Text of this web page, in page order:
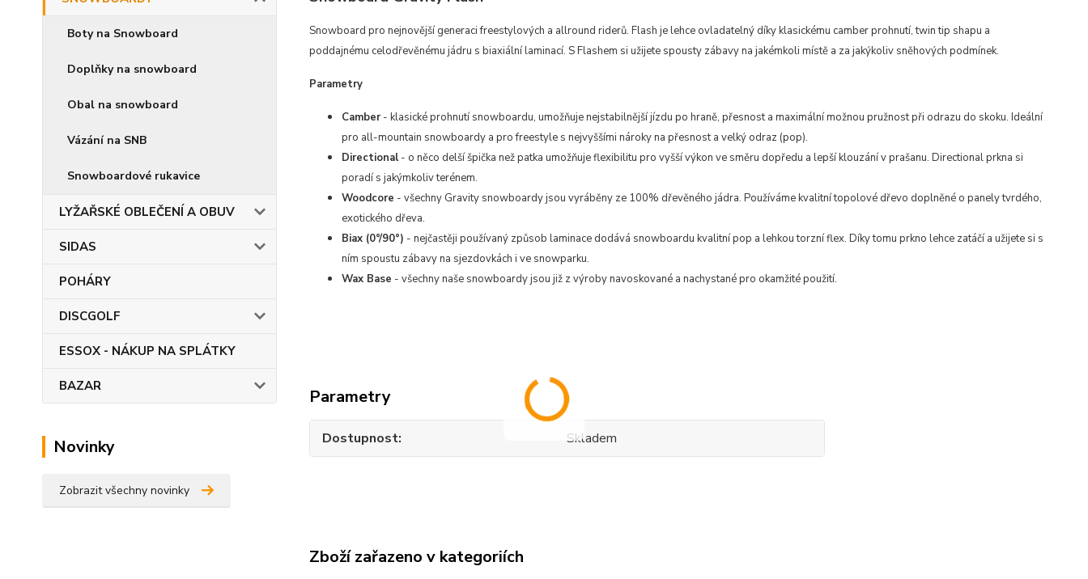
Boty na Snowboard
Doplňky na snowboard
Obal na snowboard
Vázání na SNB
Snowboardové rukavice
LYŽAŘSKÉ OBLEČENÍ A OBUV
SIDAS
POHÁRY
DISCGOLF
ESSOX - NÁKUP NA SPLÁTKY
BAZAR
Novinky
Zobrazit všechny novinky
Snowboard pro nejnovější generaci freestylových a allround riderů. Flash je lehce ovladatelný díky klasickému camber prohnutí, twin tip shapu a
poddajnému celodřevěnému jádru s biaxiální laminací. S Flashem si užijete spousty zábavy na jakémkoli místě a za jakýkoliv sněhových podmínek.
Parametry
Camber- klasické prohnutí snowboardu, umožňuje nejstabilnější jízdu po hraně, přesnost a maximální možnou pružnost při odrazu do skoku. Ideální
pro all-mountain snowboardy a pro freestyle s nejvyššími nároky na přesnost a velký odraz (pop).
Directional- o něco delší špička než patka umožňuje flexibilitu pro vyšší výkon ve směru dopředu a lepší klouzání v prašanu. Directional prkna si
poradí s jakýmkoliv terénem.
Woodcore - všechny Gravity snowboardy jsou vyráběny ze 100% dřevěného jádra. Používáme kvalitní topolové dřevo doplněné o panely tvrdého,
exotického dřeva.
Biax (0°/90°) - nejčastěji používaný způsob laminace dodává snowboardu kvalitní pop a lehkou torzní flex. Díky tomu prkno lehce zatáčí a užijete si s
ním spoustu zábavy na sjezdovkách i ve snowparku.
Wax Base - všechny naše snowboardy jsou již z výroby navoskované a nachystané pro okamžité použití.
Parametry
Dostupnost Skladem
Zboží zařazeno v kategoriích